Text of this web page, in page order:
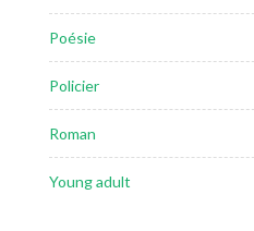
Poésie
Policier
Roman
Young adult